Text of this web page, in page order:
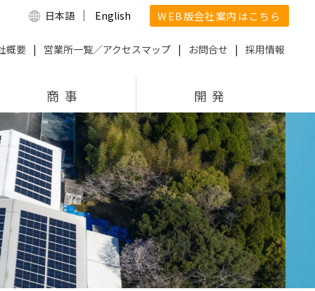
日本語 ｜ English WEB版会社案内はこちら
概要 | 営業所一覧／アクセスマップ | お問合せ | 採用情報
商 事 開 発